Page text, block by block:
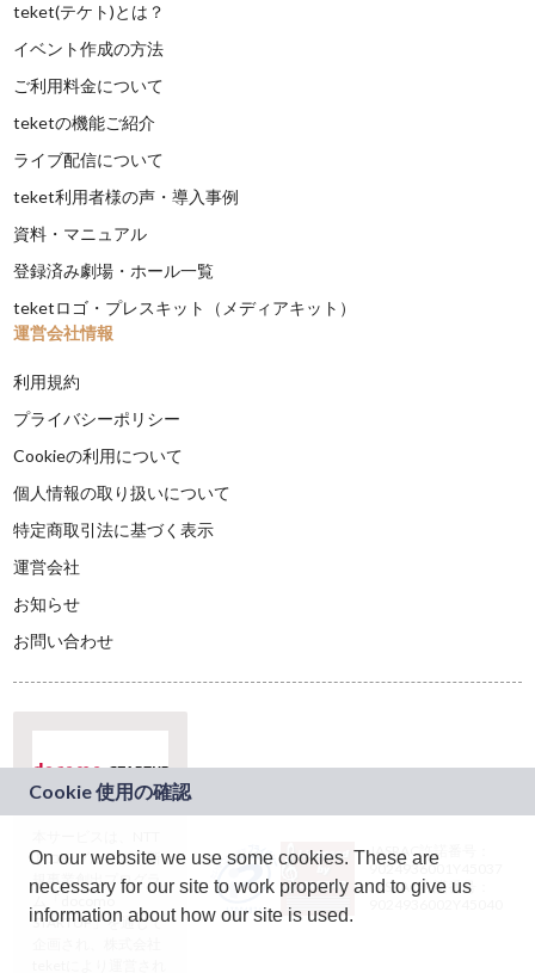
teket(テケト)とは？
イベント作成の方法
ご利用料金について
teketの機能ご紹介
ライブ配信について
teket利用者様の声・導入事例
資料・マニュアル
登録済み劇場・ホール一覧
teketロゴ・プレスキット（メディアキット）
運営会社情報
利用規約
プライバシーポリシー
Cookieの利用について
個人情報の取り扱いについて
特定商取引法に基づく表示
運営会社
お知らせ
お問い合わせ
ドコモグループの新
規事業創出プログラ
ム「docomo
STARTUP」を通じて
JASRAC許諾番号：
9024936001Y45037
JASRAC許諾番号：
On our website we use some cookies. These are
necessary for our site to work properly and to give us
information about how our site is used.